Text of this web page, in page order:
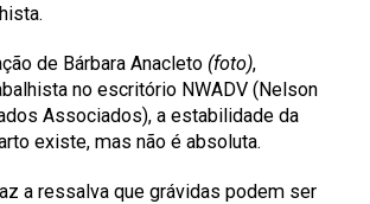
de Bárbara Anacleto (foto),
no escritório NWADV (Nelson
Associados), a estabilidade da
existe, mas não é absoluta.
a ressalva que grávidas podem ser